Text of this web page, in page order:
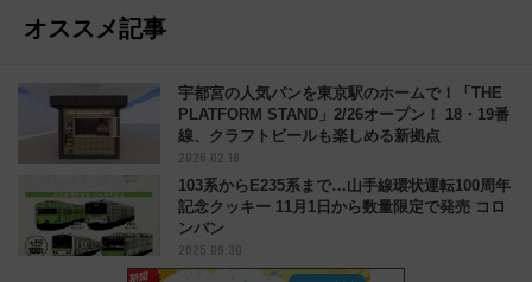
オススメ記事
宇都宮の人気パンを東京駅のホームで！「THE
PLATFORM STAND」2/26オープン！ 18・19番
線、クラフトビールも楽しめる新拠点
2026.02.18
103系からE235系まで…山手線環状運転100周年
記念クッキー 11月1日から数量限定で発売 コロ
ンバン
2025.09.30